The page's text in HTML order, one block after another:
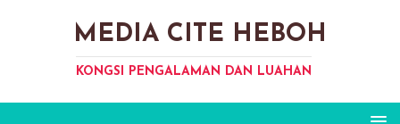
MEDIA CITE HEBOH
KONGSI PENGALAMAN DAN LUAHAN